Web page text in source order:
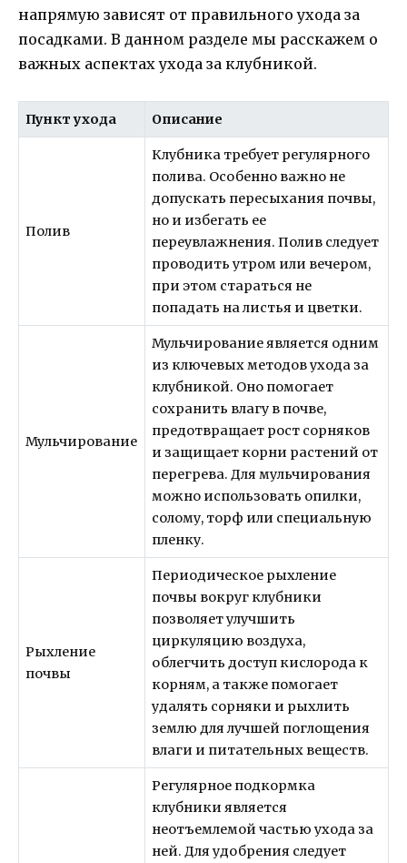
напрямую зависят от правильного ухода за
посадками. В данном разделе мы расскажем о
важных аспектах ухода за клубникой.
Пункт ухода Описание
Полив
Клубника требует регулярного
полива. Особенно важно не
допускать пересыхания почвы,
но и избегать ее
переувлажнения. Полив следует
проводить утром или вечером,
при этом стараться не
попадать на листья и цветки.
Мульчирование
Мульчирование является одним
из ключевых методов ухода за
клубникой. Оно помогает
сохранить влагу в почве,
предотвращает рост сорняков
и защищает корни растений от
перегрева. Для мульчирования
можно использовать опилки,
солому, торф или специальную
пленку.
Рыхление
почвы
Периодическое рыхление
почвы вокруг клубники
позволяет улучшить
циркуляцию воздуха,
облегчить доступ кислорода к
корням, а также помогает
удалять сорняки и рыхлить
землю для лучшей поглощения
влаги и питательных веществ.
Регулярное подкормка
клубники является
неотъемлемой частью ухода за
ней. Для удобрения следует